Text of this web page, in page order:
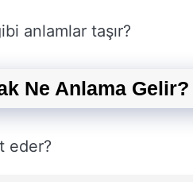
anlamlar taşır?
Ne Anlama Gelir?
eder?